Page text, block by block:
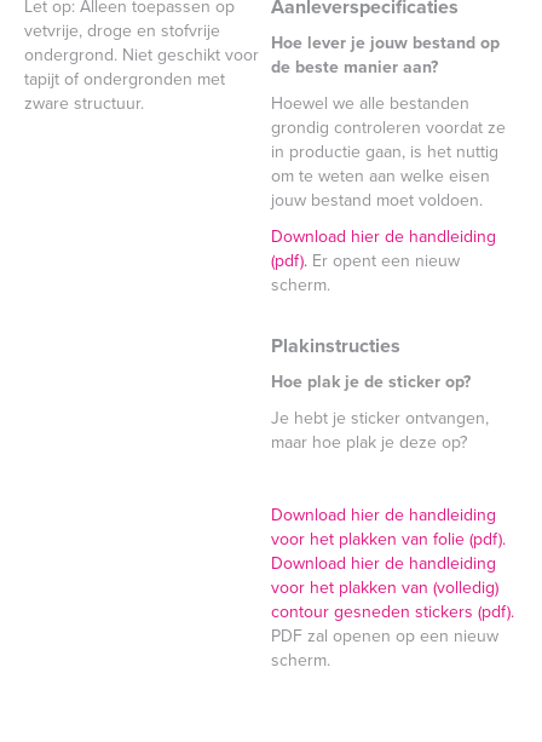
Let op: Alleen toepassen op
vetvrije, droge en stofvrije
ondergrond. Niet geschikt voor
tapijt of ondergronden met
zware structuur.
Aanleverspecificaties
Hoe lever je jouw bestand op
de beste manier aan?
Hoewel we alle bestanden
grondig controleren voordat ze
in productie gaan, is het nuttig
om te weten aan welke eisen
jouw bestand moet voldoen.
Download hier de handleiding
(pdf). Er opent een nieuw
scherm.
Plakinstructies
Hoe plak je de sticker op?
Je hebt je sticker ontvangen,
maar hoe plak je deze op?
Download hier de handleiding
voor het plakken van folie (pdf).
Download hier de handleiding
voor het plakken van (volledig)
contour gesneden stickers (pdf).
PDF zal openen op een nieuw
scherm.